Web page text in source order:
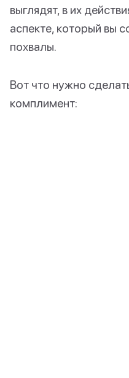
выглядят, в их
аспекте, который вы
похвалы.
Вот что нужно
комплимент: